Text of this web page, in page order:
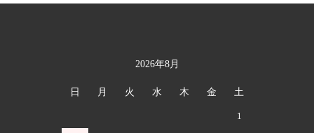
2026年8月
日 月 火 水 木 金 土
1